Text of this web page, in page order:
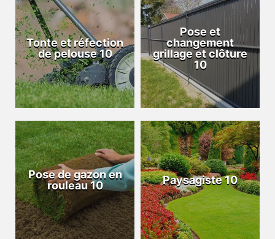
Tonte et réfection
de pelouse 10
Pose et
changement
grillage et clôture
10
Pose de gazon en
rouleau 10
Paysagiste 10